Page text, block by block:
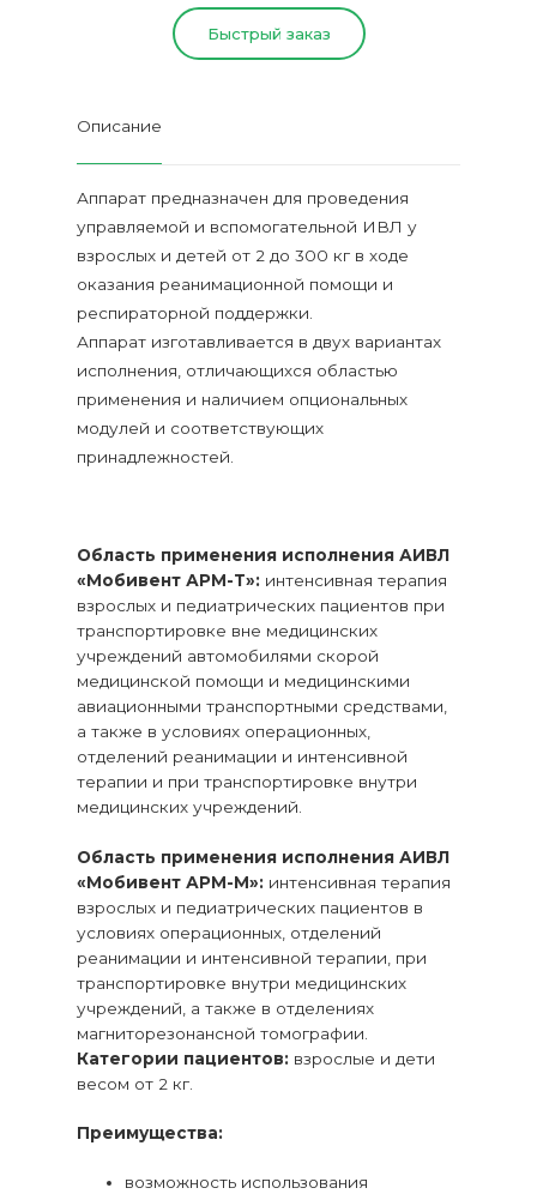
Быстрый заказ
Описание
Аппарат предназначен для проведения
управляемой и вспомогательной ИВЛ у
взрослых и детей от 2 до 300 кг в ходе
оказания реанимационной помощи и
респираторной поддержки.
Аппарат изготавливается в двух вариантах
исполнения, отличающихся областью
применения и наличием опциональных
модулей и соответствующих
принадлежностей.
Область применения исполнения АИВЛ
«Мобивент АРМ-Т»: интенсивная терапия
взрослых и педиатрических пациентов при
транспортировке вне медицинских
учреждений автомобилями скорой
медицинской помощи и медицинскими
авиационными транспортными средствами,
а также в условиях операционных,
отделений реанимации и интенсивной
терапии и при транспортировке внутри
медицинских учреждений.
Область применения исполнения АИВЛ
«Мобивент АРМ-М»: интенсивная терапия
взрослых и педиатрических пациентов в
условиях операционных, отделений
реанимации и интенсивной терапии, при
транспортировке внутри медицинских
учреждений, а также в отделениях
магниторезонансной томографии.
Категории пациентов: взрослые и дети
весом от 2 кг.
Преимущества:
возможность использования